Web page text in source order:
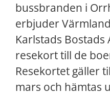
bussbranden i
erbjuder
Karlstads Bostads
resekort till de
Resekortet gäller
mars och hämtas